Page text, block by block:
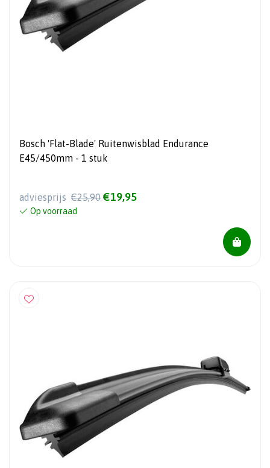
Bosch 'Flat-Blade' Ruitenwisblad Endurance
E45/450mm - 1 stuk
adviesprijs €25,90 €19,95
Op voorraad